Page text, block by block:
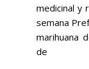
medicinal y
semana
marihuana
de